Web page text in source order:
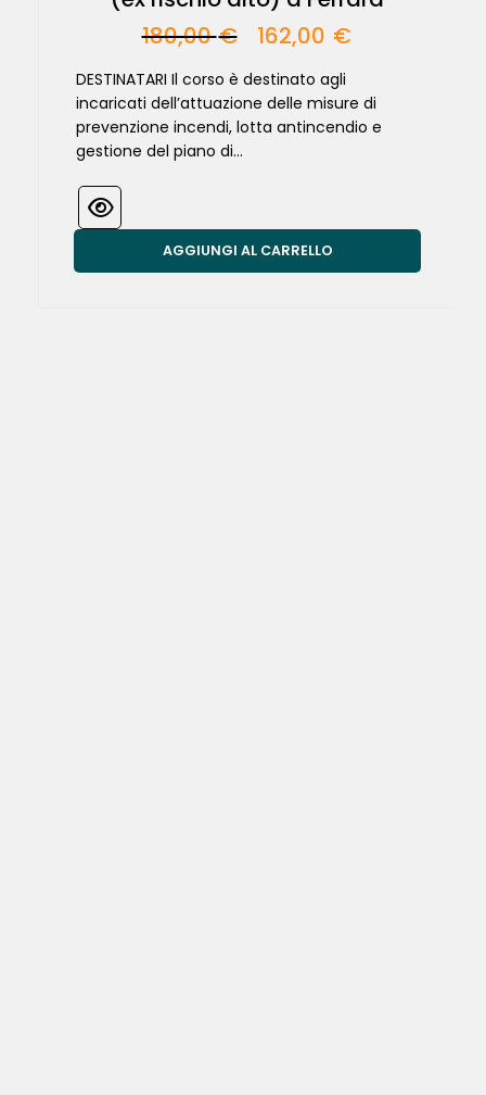
180,00€ 162,00 €
DESTINATARI Il corso è destinato agli
incaricati dell’attuazione delle misure di
prevenzione incendi, lotta antincendio e
gestione del piano di...
AGGIUNGI AL CARRELLO